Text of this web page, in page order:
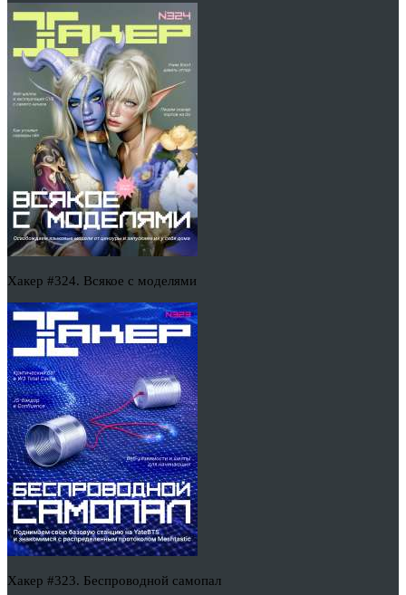
Хакер #324. Всякое с моделями
Хакер #323. Беспроводной самопал